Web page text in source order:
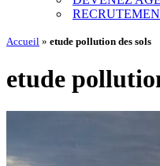
Accueil » etude pollution des sols
etude